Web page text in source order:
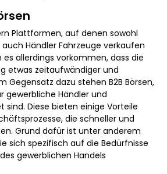
Plattformen, auf denen sowohl
Händler Fahrzeuge verkaufen
es allerdings vorkommen, dass die
etwas zeitaufwändiger und
Gegensatz dazu stehen B2B Börsen,
gewerbliche Händler und
sind. Diese bieten einige Vorteile
die schneller und
Grund dafür ist unter anderem
sich spezifisch auf die Bedürfnisse
gewerblichen Handels